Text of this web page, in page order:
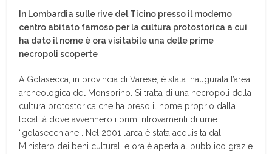
In Lombardia sulle rive del Ticino presso il moderno
centro abitato famoso per la cultura protostorica a cui
ha dato il nome è ora visitabile una delle prime
necropoli scoperte
A Golasecca, in provincia di Varese, è stata inaugurata l’area
archeologica del Monsorino. Si tratta di una necropoli della
cultura protostorica che ha preso il nome proprio dalla
località dove avvennero i primi ritrovamenti di urne…
“golasecchiane”. Nel 2001 l’area è stata acquisita dal
Ministero dei beni culturali e ora è aperta al pubblico grazie